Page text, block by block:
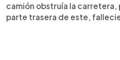
camión obstruía la carretera,
parte trasera de este,